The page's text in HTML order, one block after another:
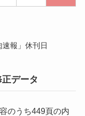
報」休刊日
データ
のうち449頁の内